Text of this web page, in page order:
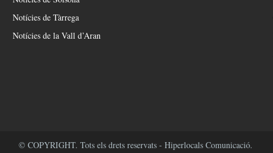
Notícies de Tàrrega
Notícies de la Vall d’Aran
© COPYRIGHT. Tots els drets reservats - Hiperlocals Comunicació.